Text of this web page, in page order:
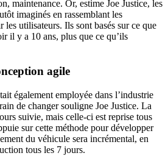
maintenance. Or, estime Joe Justice, les
imaginés en rassemblant les
les utilisateurs. Ils sont basés sur ce que
il y a 10 ans, plus que ce qu’ils
agile
également employée dans l’industrie
de changer souligne Joe Justice. La
suivie, mais celle-ci est reprise tous
sur cette méthode pour développer
du véhicule sera incrémental, en
tous les 7 jours.